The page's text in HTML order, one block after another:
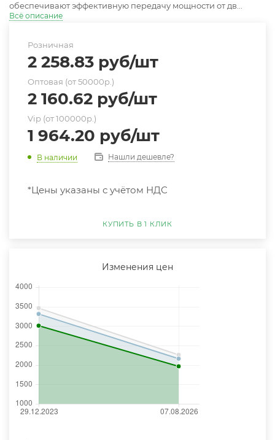
обеспечивают эффективную передачу мощности от дв...
Всё описание
Розничная
2 258.83 руб/шт
Оптовая (от 50000р.)
2 160.62 руб/шт
Vip (от 100000р.)
1 964.20 руб/шт
В наличии Нашли дешевле?
*Цены указаны с учётом НДС
КУПИТЬ В 1 КЛИК
Изменения цен